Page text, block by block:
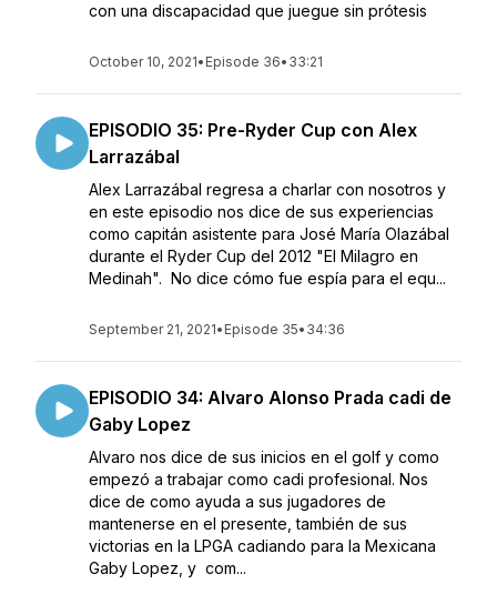
con una discapacidad que juegue sin prótesis
October 10, 2021• Episode 36• 33:21
EPISODIO 35: Pre-Ryder Cup con Alex
Larrazábal
Alex Larrazábal regresa a charlar con nosotros y
en este episodio nos dice de sus experiencias
como capitán asistente para José María Olazábal
durante el Ryder Cup del 2012 "El Milagro en
Medinah". No dice cómo fue espía para el equ...
September 21, 2021• Episode 35• 34:36
EPISODIO 34: Alvaro Alonso Prada cadi de
Gaby Lopez
Alvaro nos dice de sus inicios en el golf y como
empezó a trabajar como cadi profesional. Nos
dice de como ayuda a sus jugadores de
mantenerse en el presente, también de sus
victorias en la LPGA cadiando para la Mexicana
Gaby Lopez, y com...